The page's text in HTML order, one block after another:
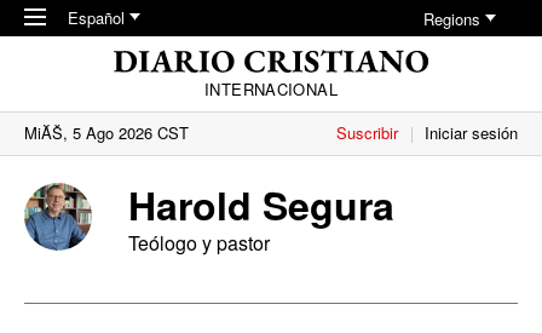
Skip to main content
Español Regions
INTERNACIONAL
MiĂŠ, 5 Ago 2026 CST
Suscribir Iniciar sesión
Harold Segura
Teólogo y pastor